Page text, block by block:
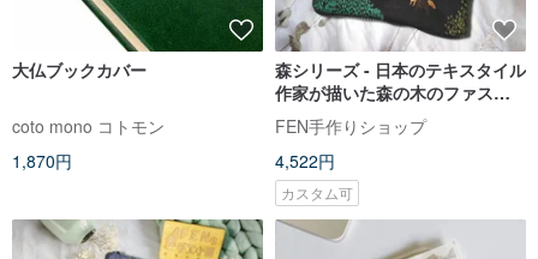
大仏ブックカバー
coto mono コトモン
1,870円
森シリーズ - 日本のテキスタイル
作家が描いた森の木のファスナ
ー付きブックカバー - 布製ブック
カバー - 高さ21.5cmの本に適用
可能 - 予約販売品
FEN手作りショップ
4,522円
カスタム可